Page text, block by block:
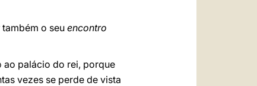
o seu encontro
ao palácio do rei, porque
vezes se perde de vista